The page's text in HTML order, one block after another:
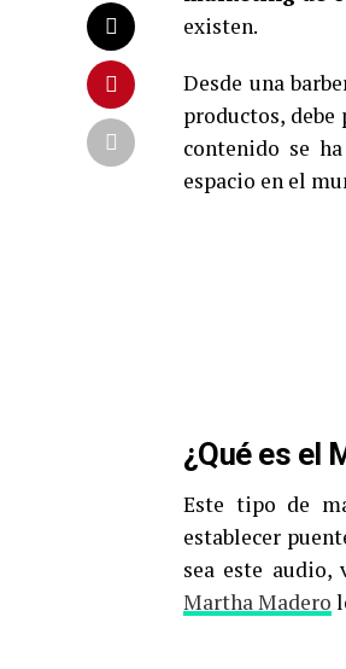
existen.
Desde una
productos,
contenido se
espacio en el
¿Qué es el
Este tipo de
establecer
sea este
Martha Madero